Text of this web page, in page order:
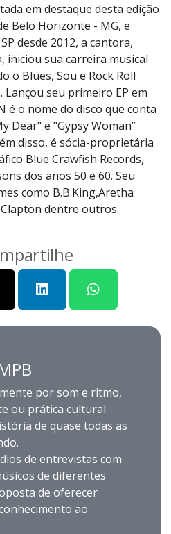
em destaque desta edição
Belo Horizonte - MG, e
desde 2012, a cantora,
sua carreira musical
o Blues, Sou e Rock Roll
seu primeiro EP em
é o nome do disco que conta
Dear" e "Gypsy Woman”
disso, é sócia-proprietária
Blue Crawfish Records,
dos anos 50 e 60. Seu
como B.B.King,Aretha
dentre outros.
por som e ritmo,
ou prática cultural
de quase todas as
de entrevistas com
de diferentes
de oferecer
ao